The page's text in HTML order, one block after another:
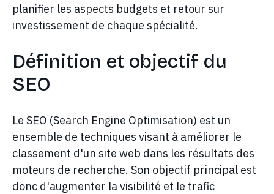
planifier les aspects budgets et retour sur
investissement de chaque spécialité.
Définition et objectif du
SEO
Le SEO (Search Engine Optimisation) est un
ensemble de techniques visant à améliorer le
classement d'un site web dans les résultats des
moteurs de recherche. Son objectif principal est
donc d'augmenter la visibilité et le trafic